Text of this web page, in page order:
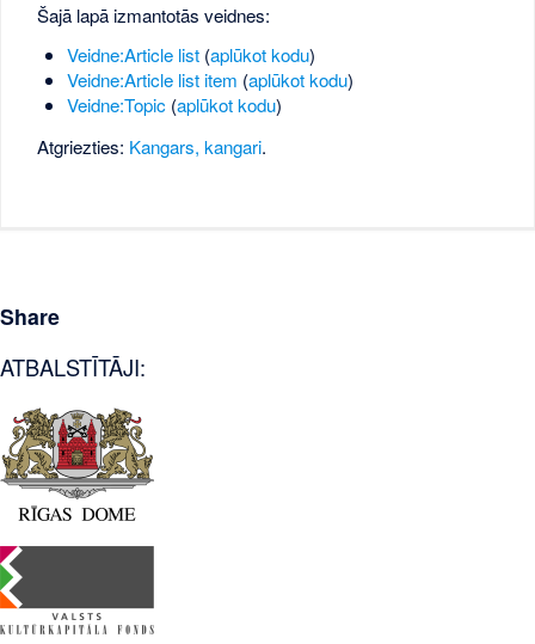
Šajā lapā izmantotās veidnes:
Veidne:Article list(aplūkot kodu)
Veidne:Article list item (aplūkot kodu)
Veidne:Topic(aplūkot kodu)
Atgriezties: Kangars, kangari.
Share
ATBALSTĪTĀJI: